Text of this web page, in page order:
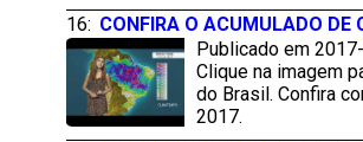
16: CONFIRA O ACUMULADO DE
Publicado em
Clique na imagem
do Brasil. Confira
2017.